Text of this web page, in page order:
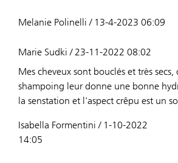
Melanie Polinelli / 13-4-2023 06:09
Marie Sudki / 23-11-2022 08:02
Mes cheveux sont bouclés et très secs,
shampoing leur donne une bonne
la senstation et l'aspect crêpu est un
Isabella Formentini / 1-10-2022
14:05